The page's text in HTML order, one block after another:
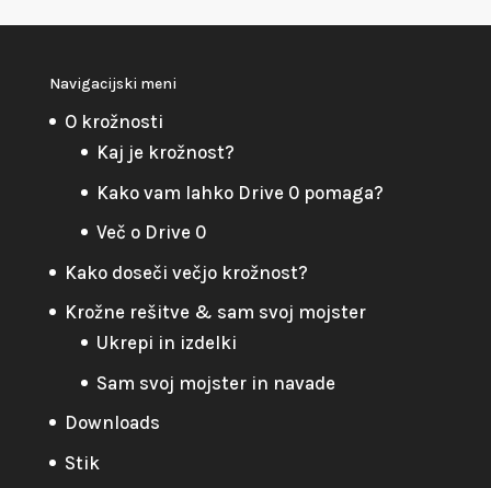
Navigacijski meni
O krožnosti
Kaj je krožnost?
Kako vam lahko Drive 0 pomaga?
Več o Drive 0
Kako doseči večjo krožnost?
Krožne rešitve & sam svoj mojster
Ukrepi in izdelki
Sam svoj mojster in navade
Downloads
Stik